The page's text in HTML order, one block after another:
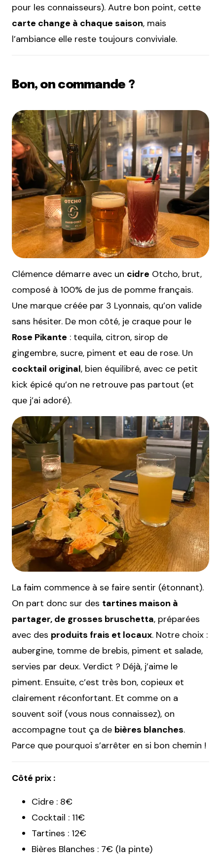
pour les connaisseurs). Autre bon point, cette
carte change à chaque saison, mais
l’ambiance elle reste toujours conviviale.
Bon, on commande ?
Clémence démarre avec un cidre Otcho, brut,
composé à 100% de jus de pomme français.
Une marque créée par 3 Lyonnais, qu’on valide
sans hésiter. De mon côté, je craque pour le
Rose Pikante : tequila, citron, sirop de
gingembre, sucre, piment et eau de rose. Un
cocktail original, bien équilibré, avec ce petit
kick épicé qu’on ne retrouve pas partout (et
que j’ai adoré).
La faim commence à se faire sentir (étonnant).
On part donc sur des tartines maison à
partager, de grosses bruschetta, préparées
avec des produits frais et locaux. Notre choix :
aubergine, tomme de brebis, piment et salade,
servies par deux. Verdict ? Déjà, j’aime le
piment. Ensuite, c’est très bon, copieux et
clairement réconfortant. Et comme on a
souvent soif (vous nous connaissez), on
accompagne tout ça de bières blanches.
Parce que pourquoi s’arrêter en si bon chemin !
Côté prix :
Cidre : 8€
Cocktail : 11€
Tartines : 12€
Bières Blanches : 7€ (la pinte)